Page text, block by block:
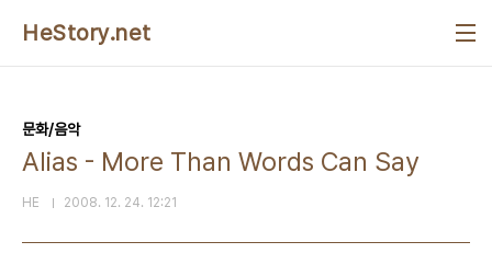
HeStory.net
문화/음악
Alias - More Than Words Can Say
HE 2008. 12. 24. 12:21